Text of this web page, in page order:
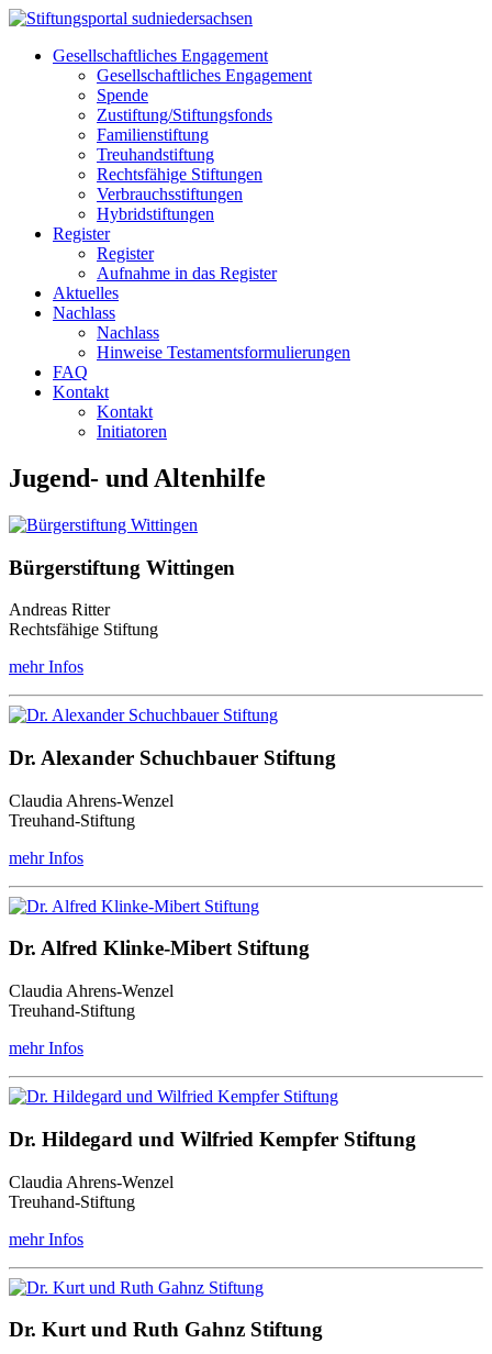
Gesellschaftliches Engagement
Gesellschaftliches Engagement
Spende
Zustiftung/Stiftungsfonds
Familienstiftung
Treuhandstiftung
Rechtsfähige Stiftungen
Verbrauchsstiftungen
Hybridstiftungen
Register
Register
Aufnahme in das Register
Aktuelles
Nachlass
Nachlass
Hinweise Testamentsformulierungen
FAQ
Kontakt
Kontakt
Initiatoren
Jugend- und Altenhilfe
Bürgerstiftung Wittingen
Andreas Ritter
Rechtsfähige Stiftung
mehr Infos
Dr. Alexander Schuchbauer Stiftung
Claudia Ahrens-Wenzel
Treuhand-Stiftung
mehr Infos
Dr. Alfred Klinke-Mibert Stiftung
Claudia Ahrens-Wenzel
Treuhand-Stiftung
mehr Infos
Dr. Hildegard und Wilfried Kempfer Stiftung
Claudia Ahrens-Wenzel
Treuhand-Stiftung
mehr Infos
Dr. Kurt und Ruth Gahnz Stiftung